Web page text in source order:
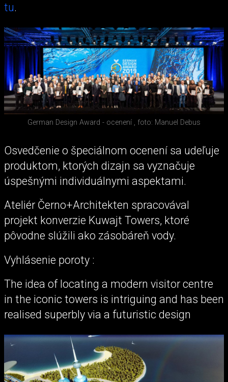
tu.
German Design Award - ocenení , foto: Manuel Debus
Osvedčenie o špeciálnom ocenení sa udeľuje
produktom, ktorých dizajn sa vyznačuje
úspešnými individuálnymi aspektami.
Ateliér Černo+Architekten spracovával
projekt konverzie Kuwajt Towers, ktoré
pôvodne slúžili ako zásobáreň vody.
Vyhlásenie poroty :
The idea of locating a modern visitor centre
in the iconic towers is intriguing and has been
realised superbly via a futuristic design